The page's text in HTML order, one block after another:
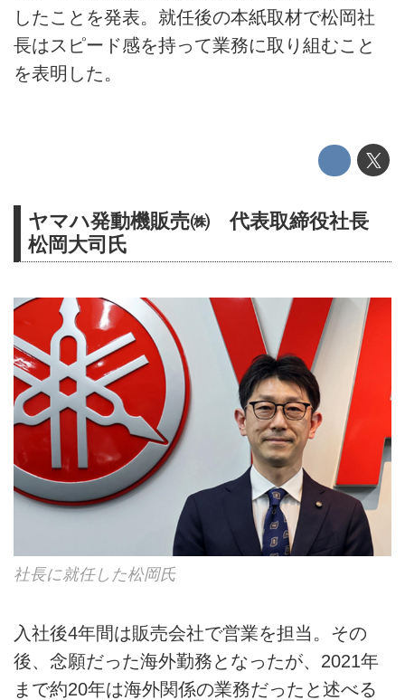
したことを発表。就任後の本紙取材で松岡社
長はスピード感を持って業務に取り組むこと
を表明した。
ヤマハ発動機販売㈱ 代表取締役社長
松岡大司氏
社長に就任した松岡氏
入社後4年間は販売会社で営業を担当。その
後、念願だった海外勤務となったが、2021年
まで約20年は海外関係の業務だったと述べる